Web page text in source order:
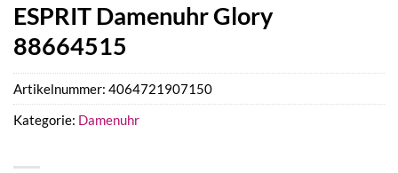
ESPRIT Damenuhr Glory
88664515
Artikelnummer: 4064721907150
Kategorie: Damenuhr